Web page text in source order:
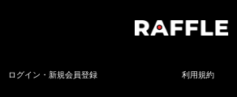
ログイン・新規会員登録 利用規約